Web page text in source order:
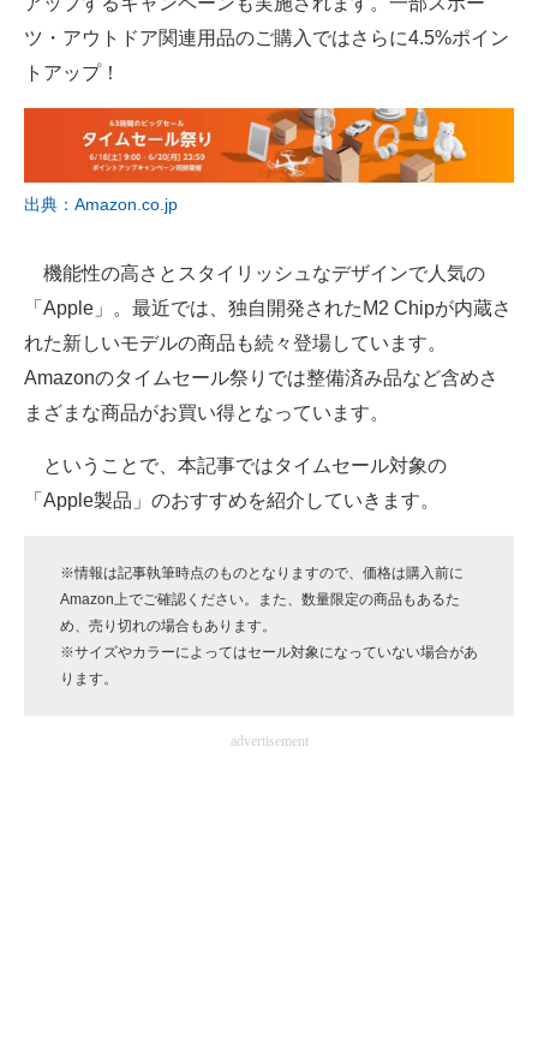
好きが集まる 比べて選べる
AI活用のいまが分かる
企業ITのトレンドを詳説
マーケ×ITの今がよく分かる
ITエンジニア向け専門サイト
企業向けIT製品の総合サイト
IT製品の技術・比較・事例
製造業のIT導入・活用を支援
エレクトロニクス専門サイト
電子設計の基本と応用
ツ・アウトドア関連用品のご購入ではさらに4.5%ポイン
トアップ！
出典：Amazon.co.jp
機能性の高さとスタイリッシュなデザインで人気の
「Apple」。最近では、独自開発されたM2 Chipが内蔵さ
れた新しいモデルの商品も続々登場しています。
Amazonのタイムセール祭りでは整備済み品など含めさ
まざまな商品がお買い得となっています。
ということで、本記事ではタイムセール対象の
「Apple製品」のおすすめを紹介していきます。
※情報は記事執筆時点のものとなりますので、価格は購入前に
Amazon上でご確認ください。また、数量限定の商品もあるた
め、売り切れの場合もあります。
※サイズやカラーによってはセール対象になっていない場合があ
ります。
advertisement